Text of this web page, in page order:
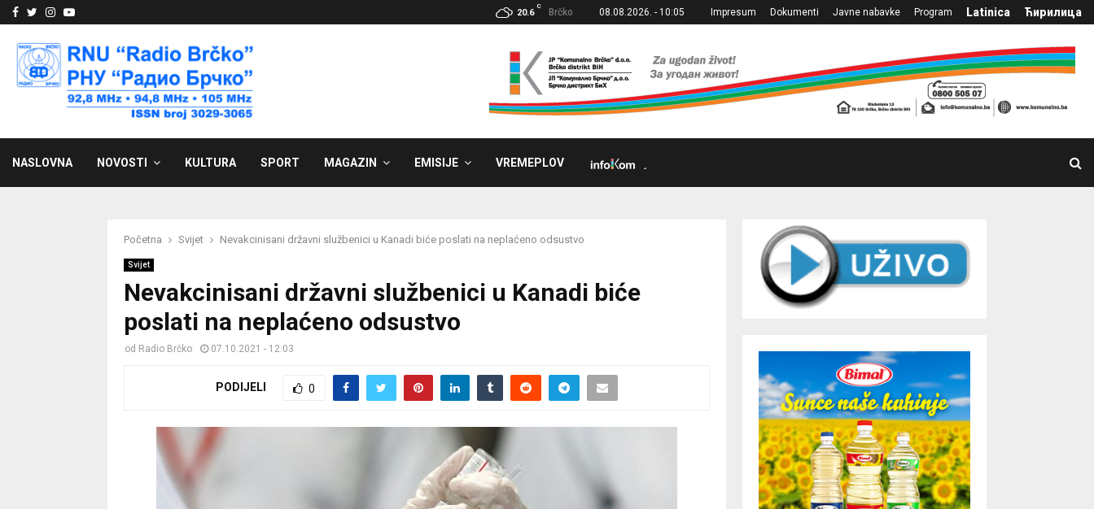
Facebook
Twitter
Instagram
Youtube 20.6
C
Brčko 08.08.2026. - 10:05 Impresum Dokumenti Javne nabavke Program Latinica Ћирилица
NASLOVNA NOVOSTI KULTURA SPORT MAGAZIN EMISIJE VREMEPLOV
Početna Svijet Nevakcinisani državni službenici u Kanadi biće poslati na neplaćeno odsustvo
Svijet
Nevakcinisani državni službenici u Kanadi biće
poslati na neplaćeno odsustvo
od Radio Brčko 07.10.2021 - 12:03
PODIJELI 0